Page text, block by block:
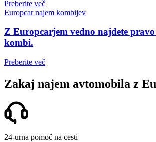
Preberite več
Europcar najem kombijev
Z Europcarjem vedno najdete
kombi.
Preberite več
Zakaj najem avtomobila z
24-urna pomoč na cesti